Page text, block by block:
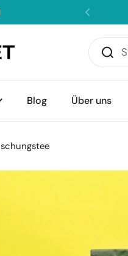
Zurück
Blog Über uns